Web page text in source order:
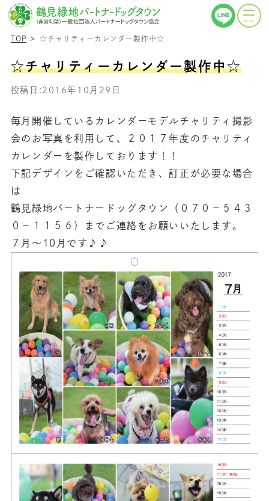
TOP ☆チャリティーカレンダー製作中☆
☆チャリティーカレンダー製作中☆
投稿日:2016年10月29日
毎月開催しているカレンダーモデルチャリティ撮影
会のお写真を利用して、２０１７年度のチャリティ
カレンダーを製作しております！！
下記デザインをご確認いただき、訂正が必要な場合
は
鶴見緑地パートナードッグタウン（０７０－５４３
０－１１５６）までご連絡をお願いいたします。
７月～10月です♪♪